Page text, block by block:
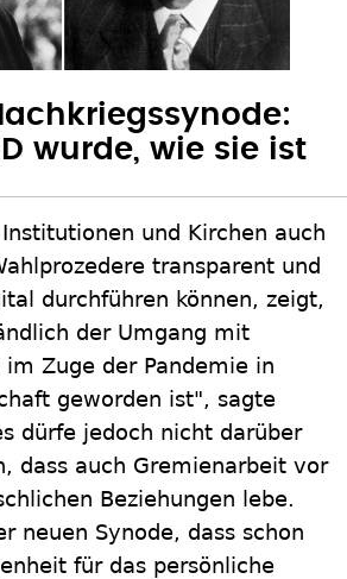
wurde, wie sie ist
und Kirchen auch
transparent und
durchführen können, zeigt,
der Umgang mit
Zuge der Pandemie in
geworden ist", sagte
dürfe jedoch nicht darüber
dass auch Gremienarbeit vor
Beziehungen lebe.
neuen Synode, dass schon
für das persönliche